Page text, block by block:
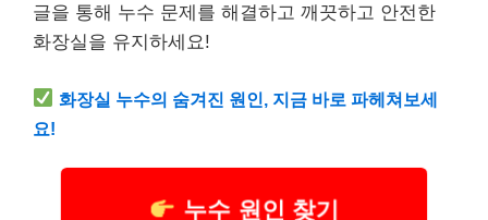
글을 통해 누수 문제를 해결하고 깨끗하고 안전한
화장실을 유지하세요!
화장실 누수의 숨겨진 원인, 지금 바로 파헤쳐보세
요!
누수 원인 찾기